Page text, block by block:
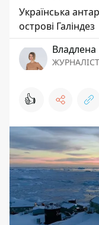
Українська
острові Галіндез
ЖУРНАЛІСТ
👍